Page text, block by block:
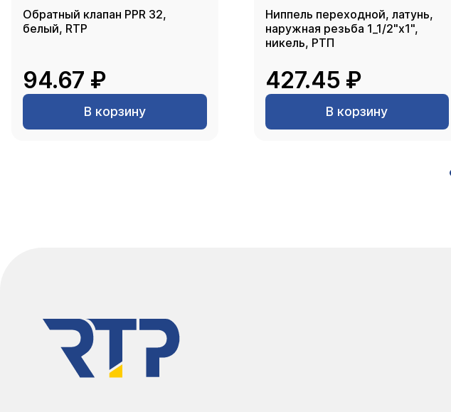
Обратный клапан PPR 32,
белый, RTP
94.67 ₽
В корзину
Ниппель переходной, латунь,
наружная резьба 1_1/2"х1",
никель, РТП
427.45 ₽
В корзину